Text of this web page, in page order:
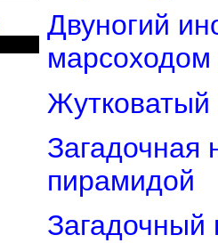
Двуногий
марсоходом
Загадочная
пирамидой